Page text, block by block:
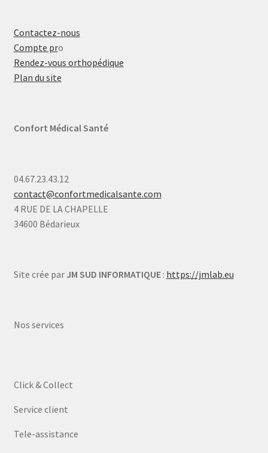
Contactez-nous
Compte pro
Rendez-vous orthopédique
Plan du site
Confort Médical Santé
04.67.23.43.12
contact@confortmedicalsante.com
4 RUE DE LA CHAPELLE
34600 Bédarieux
Site crée par JM SUD INFORMATIQUE: https://jmlab.eu
Nos services
Click & Collect
Service client
Tele-assistance